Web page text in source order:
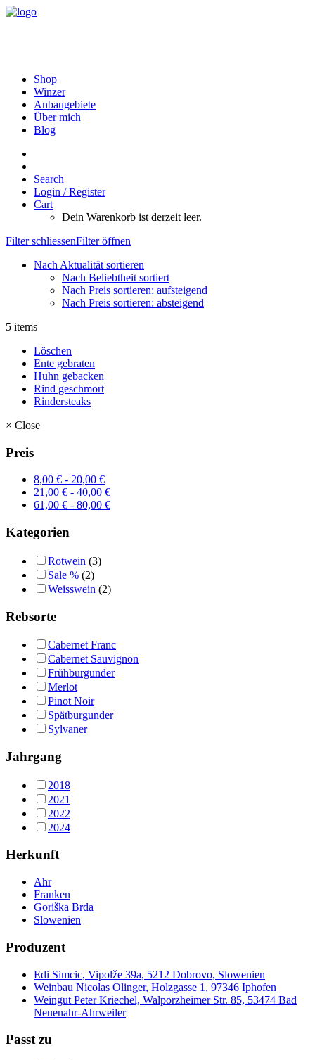
Shop
Winzer
Anbaugebiete
Über mich
Blog
Search
Login / Register
Cart
Dein Warenkorb ist derzeit leer.
Filter schliessenFilter öffnen
Nach Aktualität sortieren
Nach Beliebtheit sortiert
Nach Preis sortieren: aufsteigend
Nach Preis sortieren: absteigend
5 items
Löschen
Ente gebraten
Huhn gebacken
Rind geschmort
Rindersteaks
× Close
Preis
8,00 € - 20,00 €
21,00 € - 40,00 €
61,00 € - 80,00 €
Kategorien
Rotwein (3)
Sale % (2)
Weisswein (2)
Rebsorte
Cabernet Franc
Cabernet Sauvignon
Frühburgunder
Merlot
Pinot Noir
Spätburgunder
Sylvaner
Jahrgang
2018
2021
2022
2024
Herkunft
Ahr
Franken
Goriška Brda
Slowenien
Produzent
Edi Simcic, Vipolže 39a, 5212 Dobrovo, Slowenien
Weinbau Nicolas Olinger, Holzgasse 1, 97346 Iphofen
Weingut Peter Kriechel, Walporzheimer Str. 85, 53474 Bad
Neuenahr-Ahrweiler
Passt zu